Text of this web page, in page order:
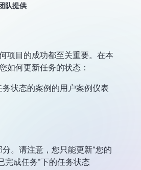
队提供
项目的成功都至关重要。在本
如何更新任务的状态：
状态的案例的用户案例仪表
。请注意，您只能更新“您的
完成任务”下的任务状态